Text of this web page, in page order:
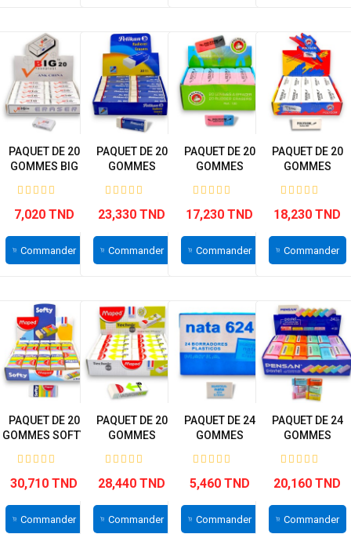
PAQUET DE 20
GOMMES BIG
7,020 TND
Commander
PAQUET DE 20
GOMMES
AL20...
23,330 TND
Commander
PAQUET DE 20
GOMMES
17,230 TND
Commander
PAQUET DE 20
GOMMES
18,230 TND
Commander
PAQUET DE 20
GOMMES SOFTY
30,710 TND
Commander
PAQUET DE 20
GOMMES
28,440 TND
Commander
PAQUET DE 24
GOMMES
5,460 TND
Commander
PAQUET DE 24
GOMMES
PASTEL...
20,160 TND
Commander